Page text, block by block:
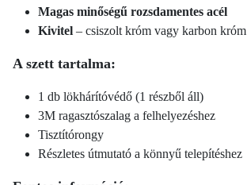
Magas minőségű rozsdamentes acél
Kivitel – csiszolt króm vagy karbon króm
A szett tartalma:
1 db lökhárítóvédő (1 részből áll)
3M ragasztószalag a felhelyezéshez
Tisztítórongy
Részletes útmutató a könnyű telepítéshez